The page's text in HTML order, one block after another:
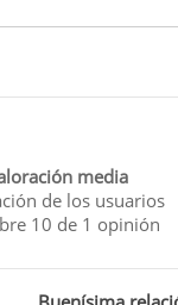
media
de los usuarios
10 de 1 opinión